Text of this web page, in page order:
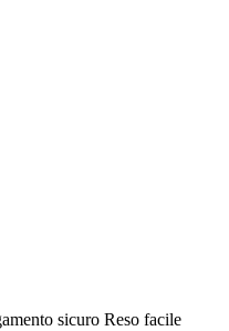
sicuro Reso facile